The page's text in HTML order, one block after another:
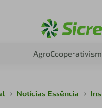
Agro
Notícias Essência